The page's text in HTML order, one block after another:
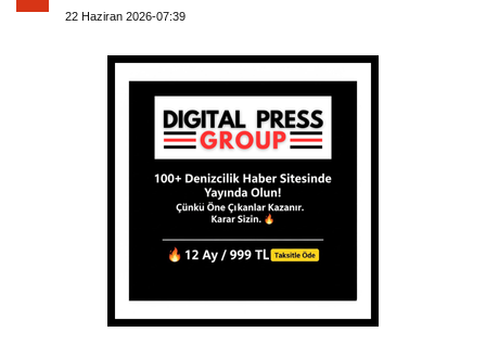
22 Haziran 2026-07:39